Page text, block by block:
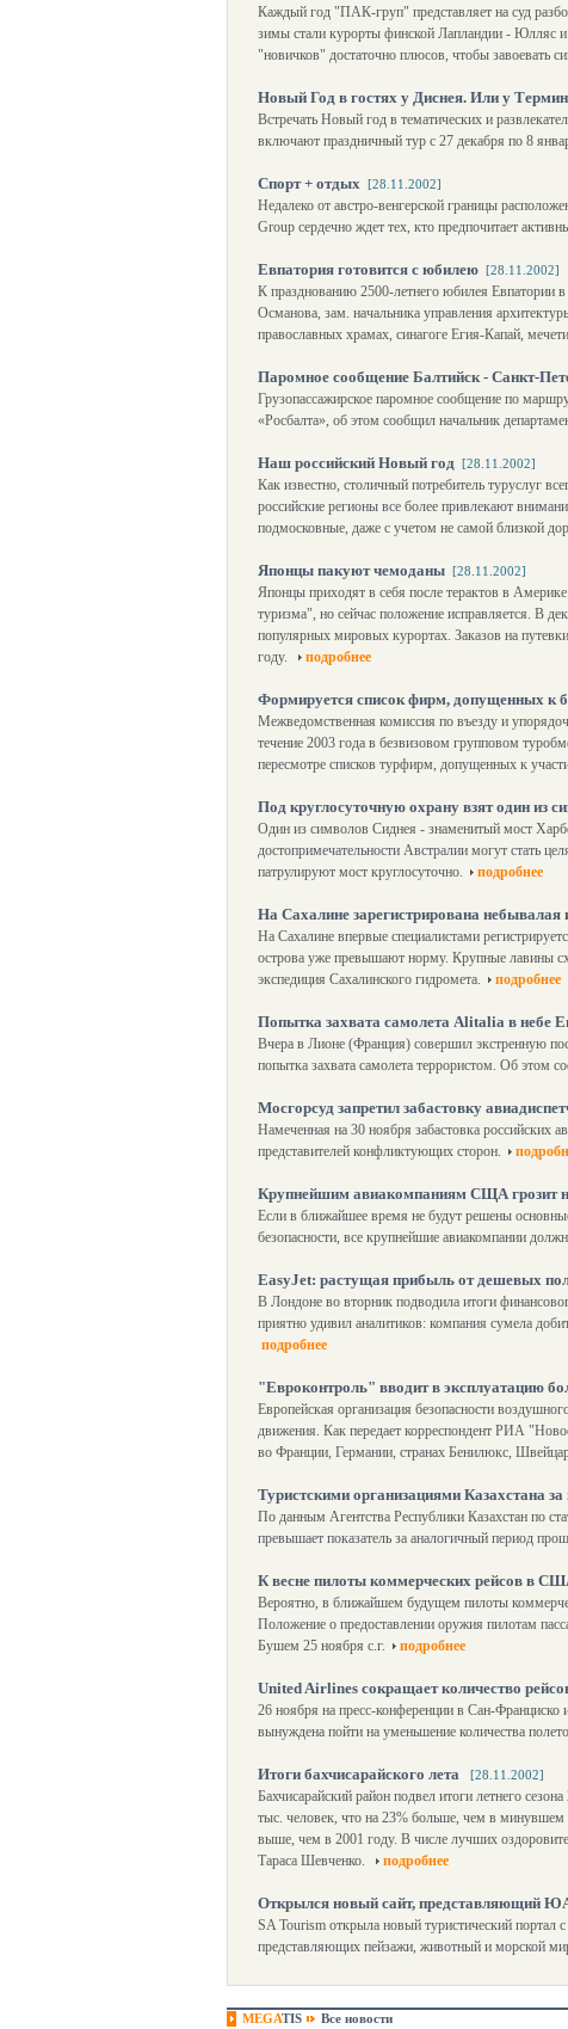
Каждый год "ПАК-груп" представляет на суд
зимы стали курорты финской Лапландии - Юлляс
"новичков" достаточно плюсов, чтобы завоевать
Новый Год в гостях у Диснея. Или у
Встречать Новый год в тематических и
включают праздничный тур с 27 декабря по 8
Спорт + отдых [28.11.2002]
Недалеко от австро-венгерской границы
Group сердечно ждет тех, кто предпочитает
Евпатория готовится с юбилею [28.11.2002]
К празднованию 2500-летнего юбилея Евпатории
Османова, зам. начальника управления
православных храмах, синагоге Егия-Капай,
Паромное сообщение Балтийск - Санкт-
Грузопассажирское паромное сообщение по
«Росбалта», об этом сообщил начальник
Наш российский Новый год [28.11.2002]
Как известно, столичный потребитель туруслуг
российские регионы все более привлекают
подмосковные, даже с учетом не самой близкой
Японцы пакуют чемоданы [28.11.2002]
Японцы приходят в себя после терактов в
туризма", но сейчас положение исправляется. В
популярных мировых курортах. Заказов на
году.
подробнее
Формируется список фирм, допущенных к
Межведомственная комиссия по въезду и
течение 2003 года в безвизовом групповом
пересмотре списков турфирм, допущенных к
Под круглосуточную охрану взят один из
Один из символов Сиднея - знаменитый мост
достопримечательности Австралии могут стать
патрулируют мост круглосуточно.
подробнее
На Сахалине зарегистрирована небывалая
На Сахалине впервые специалистами
острова уже превышают норму. Крупные лавины
экспедиция Сахалинского гидромета.
подробнее
Попытка захвата самолета Alitalia в небе
Вчера в Лионе (Франция) совершил экстренную
попытка захвата самолета террористом. Об этом
Мосгорсуд запретил забастовку
Намеченная на 30 ноября забастовка российских
представителей конфликтующих сторон.
Крупнейшим авиакомпаниям СЩА грозит
Если в ближайшее время не будут решены
безопасности, все крупнейшие авиакомпании
EasyJet: растущая прибыль от дешевых
В Лондоне во вторник подводила итоги
приятно удивил аналитиков: компания сумела
подробнее
"Евроконтроль" вводит в эксплуатацию
Европейская организация безопасности
движения. Как передает корреспондент РИА
во Франции, Германии, странах Бенилюкс,
Туристскими организациями Казахстана
По данным Агентства Республики Казахстан по
превышает показатель за аналогичный период
К весне пилоты коммерческих рейсов в
Вероятно, в ближайшем будущем пилоты
Положение о предоставлении оружия пилотам
Бушем 25 ноября с.г.
подробнее
United Airlines сокращает количество
26 ноября на пресс-конференции в Сан-
вынуждена пойти на уменьшение количества
Итоги бахчисарайского лета [28.11.2002]
Бахчисарайский район подвел итоги летнего
тыс. человек, что на 23% больше, чем в минувшем
выше, чем в 2001 году. В числе лучших
Тараса Шевченко.
подробнее
Открылся новый сайт, представляющий
SA Tourism открыла новый туристический
представляющих пейзажи, животный и морской
MEGATIS Все новости